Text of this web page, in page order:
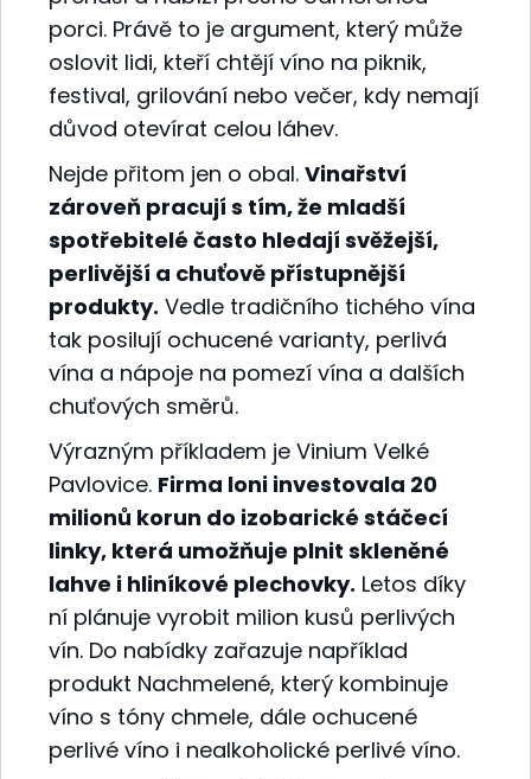
porci. Právě to je argument, který může
oslovit lidi, kteří chtějí víno na piknik,
festival, grilování nebo večer, kdy nemají
důvod otevírat celou láhev.
Nejde přitom jen o obal. Vinařství
zároveň pracují s tím, že mladší
spotřebitelé často hledají svěžejší,
perlivější a chuťově přístupnější
produkty. Vedle tradičního tichého vína
tak posilují ochucené varianty, perlivá
vína a nápoje na pomezí vína a dalších
chuťových směrů.
Výrazným příkladem je Vinium Velké
Pavlovice. Firma loni investovala 20
milionů korun do izobarické stáčecí
linky, která umožňuje plnit skleněné
lahve i hliníkové plechovky. Letos díky
ní plánuje vyrobit milion kusů perlivých
vín. Do nabídky zařazuje například
produkt Nachmelené, který kombinuje
víno s tóny chmele, dále ochucené
perlivé víno i nealkoholické perlivé víno.